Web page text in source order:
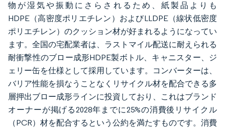
物が湿気や振動にさらされるため、紙製品よりも
HDPE（高密度ポリエチレン）およびLLDPE（線状低密度
ポリエチレン）のクッション材が好まれるようになってい
ます。全国の宅配業者は、ラストマイル配送に耐えられる
耐衝撃性のブロー成形HDPE製ボトル、キャニスター、ジ
ェリー缶を仕様として採用しています。コンバーターは、
バリア性能を損なうことなくリサイクル材を配合できる多
層押出ブロー成形ラインに投資しており、これはブランド
オーナーが掲げる2028年までに25%の消費後リサイクル
（PCR）材を配合するという公約を満たすものです。消費